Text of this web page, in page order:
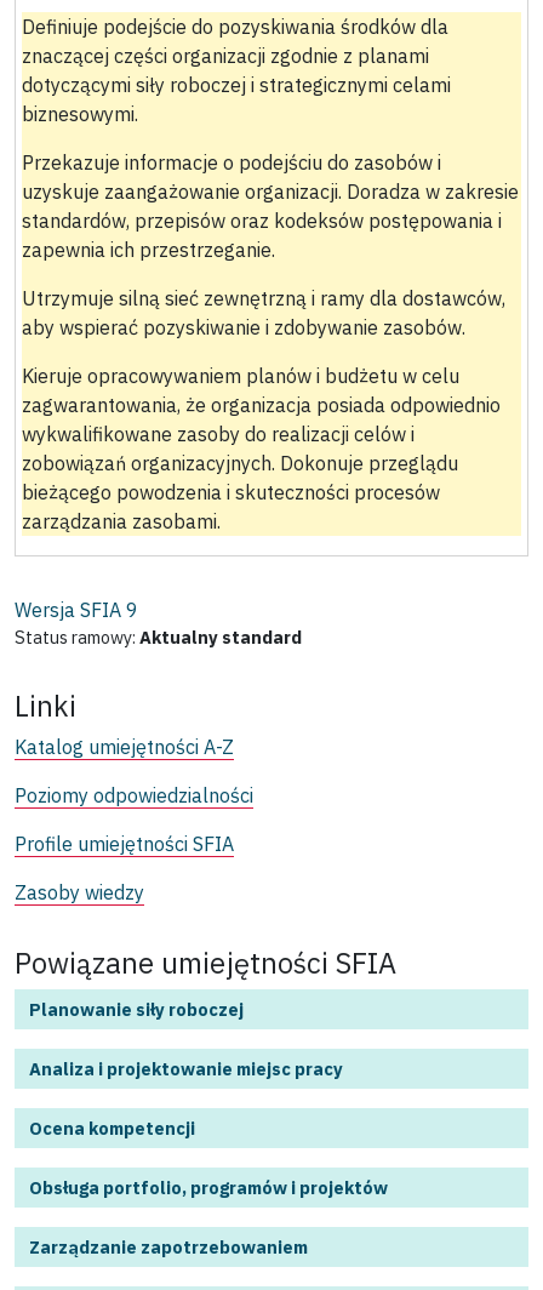
Definiuje podejście do pozyskiwania środków dla
znaczącej części organizacji zgodnie z planami
dotyczącymi siły roboczej i strategicznymi celami
biznesowymi.
Przekazuje informacje o podejściu do zasobów i
uzyskuje zaangażowanie organizacji. Doradza w zakresie
standardów, przepisów oraz kodeksów postępowania i
zapewnia ich przestrzeganie.
Utrzymuje silną sieć zewnętrzną i ramy dla dostawców,
aby wspierać pozyskiwanie i zdobywanie zasobów.
Kieruje opracowywaniem planów i budżetu w celu
zagwarantowania, że organizacja posiada odpowiednio
wykwalifikowane zasoby do realizacji celów i
zobowiązań organizacyjnych. Dokonuje przeglądu
bieżącego powodzenia i skuteczności procesów
zarządzania zasobami.
Wersja SFIA 9
Status ramowy: Aktualny standard
Linki
Katalog umiejętności A-Z
Poziomy odpowiedzialności
Profile umiejętności SFIA
Zasoby wiedzy
Powiązane umiejętności SFIA
Planowanie siły roboczej
Analiza i projektowanie miejsc pracy
Ocena kompetencji
Obsługa portfolio, programów i projektów
Zarządzanie zapotrzebowaniem